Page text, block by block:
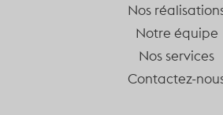
Nos
Notre équipe
Nos services
Contactez-